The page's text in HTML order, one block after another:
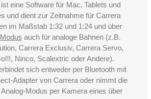
eine Software für Mac, Tablets und
und dient zur Zeitnahme für Carrera
im Maßstab 1:32 und 1:24 und über
auch für analoge Bahnen (z.B.
Carrera Exclusiv, Carrera Servo,
Ninco, Scalextric oder Andere).
sich entweder per Bluetooth mit
Adapter von Carrera oder nimmt die
Modus per Kamera eines über